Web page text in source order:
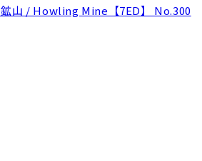
山 / Howling Mine【7ED】 No.300